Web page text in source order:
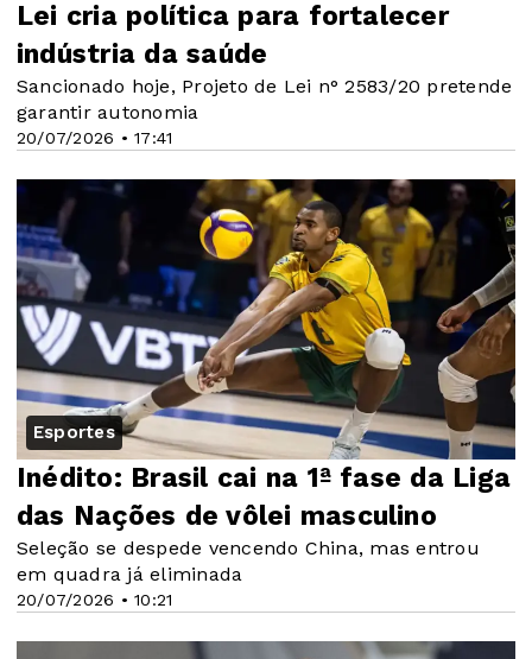
20/07/2026 • 17:41
Lei cria política para fortalecer
indústria da saúde
Sancionado hoje, Projeto de Lei n° 2583/20 pretende
garantir autonomia
Esportes
20/07/2026 • 10:21
Inédito: Brasil cai na 1ª fase da Liga
das Nações de vôlei masculino
Seleção se despede vencendo China, mas entrou
em quadra já eliminada